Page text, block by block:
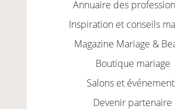
Annuaire des
Inspiration et conseils
Magazine Mariage &
Boutique mariage
Salons et
Devenir partenaire